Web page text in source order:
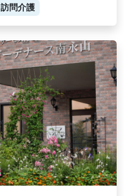
訪問介護